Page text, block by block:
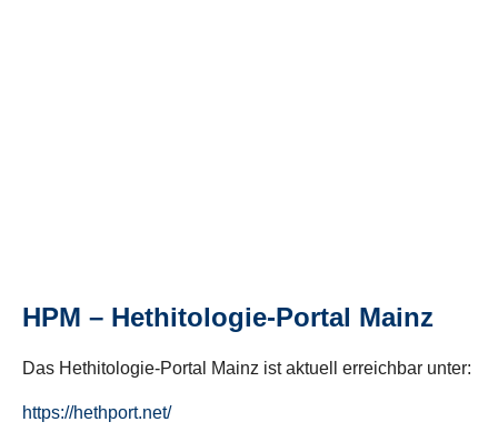
HPM – Hethitologie-Portal Mainz
Das Hethitologie-Portal Mainz ist aktuell erreichbar unter:
https://hethport.net/